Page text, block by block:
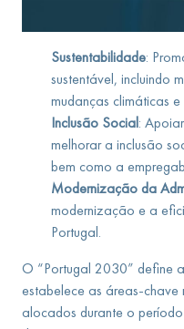
Sustentabilidade:
sustentável, incluindo
mudanças climáticas
Inclusão Social:
melhorar a inclusão
bem como a
Modernização da
modernização e a
Portugal.
O “Portugal 2030” define
estabelece as áreas-chave
alocados durante o